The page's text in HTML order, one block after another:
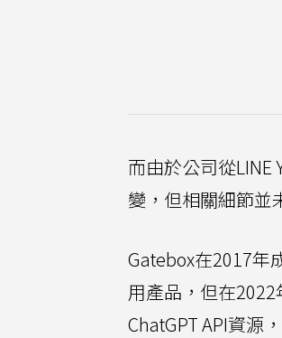
而由於公司從
變，但相關細節並
Gatebox在2017年
用產品，但在
ChatGPT API資源